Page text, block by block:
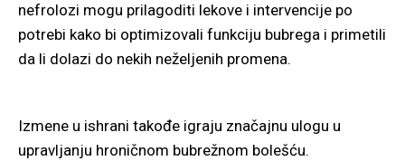
nefrolozi mogu prilagoditi lekove i intervencije po
potrebi kako bi optimizovali funkciju bubrega i primetili
da li dolazi do nekih neželjenih promena.
Izmene u ishrani takođe igraju značajnu ulogu u
upravljanju hroničnom bubrežnom bolešću.